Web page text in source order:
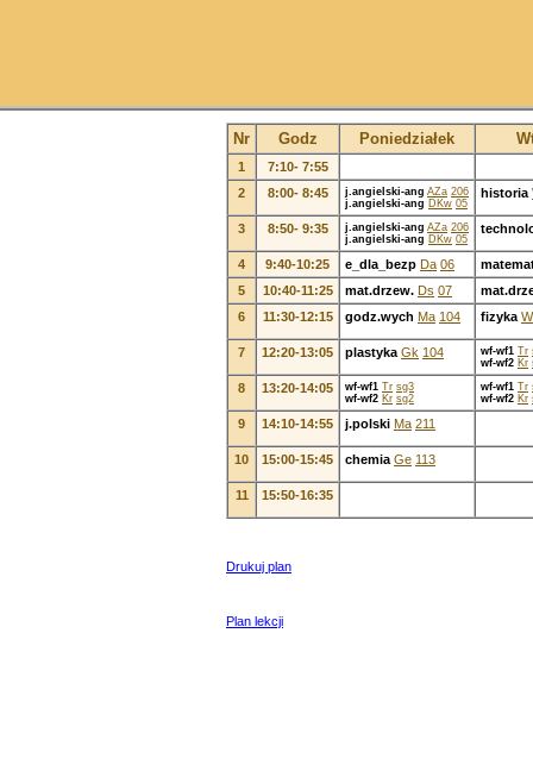
Nr Godz Poniedziałek
1
7:10- 7:55
2
8:00- 8:45 j.angielski-ang AZa 206
j.angielski-ang DKw 05
historia
3 8:50- 9:35 j.angielski-ang AZa 206
j.angielski-ang DKw 05
4 9:40-10:25 e_dla_bezp Da 06
5
10:40-11:25 mat.drzew. Ds 07
6
11:30-12:15 godz.wych Ma 104 fizyka
7 12:20-13:05 plastyka Gk 104 wf-wf1 Tr
wf-wf2 Kr
8 13:20-14:05 wf-wf1 Tr sg3
wf-wf2 Kr sg2
wf-wf1 Tr
wf-wf2 Kr
9 14:10-14:55 j.polski Ma 211
10 15:00-15:45 chemia Ge 113
11 15:50-16:35
Drukuj plan
Plan lekcji